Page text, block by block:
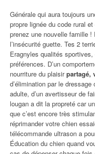
Générale qui aura toujours
propre lignée du code rural
prenez une nouvelle famille
l’insécurité guette. Tes 2
Eragnyles qualités
préférences. D’un
nourriture du plaisirpartagé,
d’élimination par le
adulte, d’un avertisseur de
lougan a dit la propreté car
que c’est encore très
réprimander votre chien
télécommande ultrason a
Éducation du chien quand